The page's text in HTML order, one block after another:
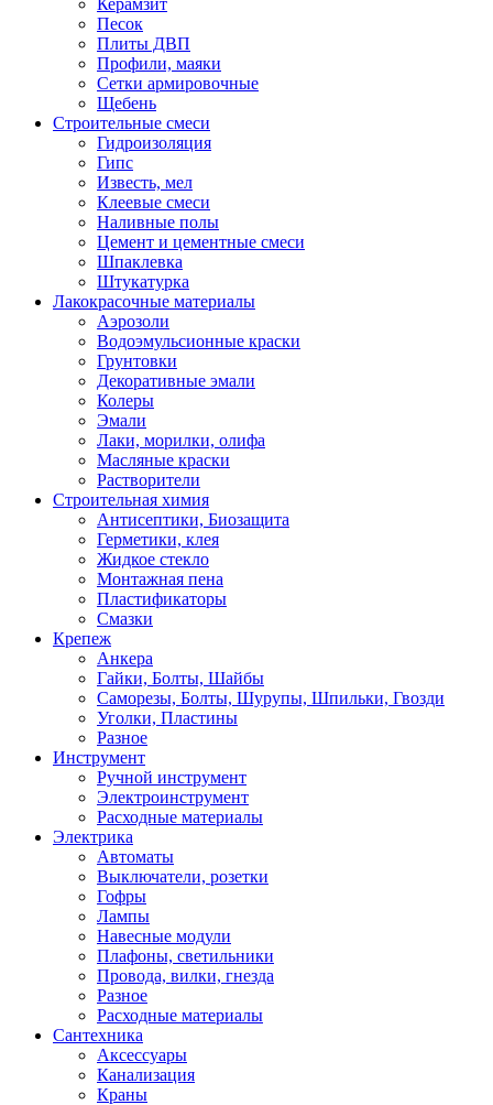
Керамзит
Песок
Плиты ДВП
Профили, маяки
Сетки армировочные
Щебень
Строительные смеси
Гидроизоляция
Гипс
Известь, мел
Клеевые смеси
Наливные полы
Цемент и цементные смеси
Шпаклевка
Штукатурка
Лакокрасочные материалы
Аэрозоли
Водоэмульсионные краски
Грунтовки
Декоративные эмали
Колеры
Эмали
Лаки, морилки, олифа
Масляные краски
Растворители
Строительная химия
Антисептики, Биозащита
Герметики, клея
Жидкое стекло
Монтажная пена
Пластификаторы
Смазки
Крепеж
Анкера
Гайки, Болты, Шайбы
Саморезы, Болты, Шурупы, Шпильки, Гвозди
Уголки, Пластины
Разное
Инструмент
Ручной инструмент
Электроинструмент
Расходные материалы
Электрика
Автоматы
Выключатели, розетки
Гофры
Лампы
Навесные модули
Плафоны, светильники
Провода, вилки, гнезда
Разное
Расходные материалы
Сантехника
Аксессуары
Канализация
Краны